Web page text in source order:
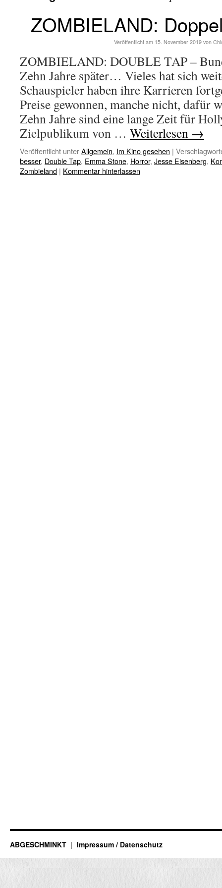
ZOMBIELAND:
Veröffentlicht am 15. November 2019 von
ZOMBIELAND: DOUBLE TAP –
Zehn Jahre später… Vieles hat sich
Schauspieler haben ihre Karrieren
Preise gewonnen, manche nicht, dafür
Zehn Jahre sind eine lange Zeit für
Zielpublikum von … Weiterlesen →
Veröffentlicht unterAllgemein, Im Kino gesehen |
besser, Double Tap, Emma Stone, Horror, Jesse Eisenberg,
Zombieland | Kommentar hinterlassen
ABGESCHMINKT Impressum / Datenschutz